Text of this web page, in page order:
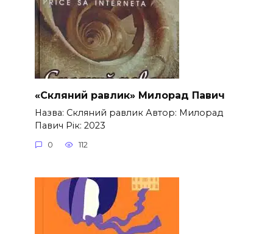
«Скляний равлик» Милорад Павич
Назва: Скляний равлик Автор: Милорад
Павич Рік: 2023
0 112